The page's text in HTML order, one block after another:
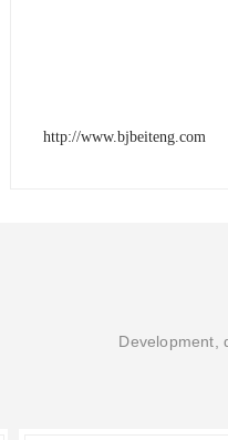
http://www.bjbeiteng.com
Development,